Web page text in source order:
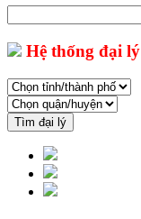
Hệ thống đại lý
Tìm đại lý